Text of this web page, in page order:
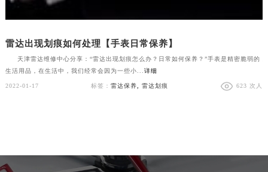
雷达出现划痕如何处理【手表日常保养】
天津雷达维修中心分享：“雷达出现划痕怎么办？日常如何保养？”手表是精密脆弱的
生活用品，在生活中，我们经常会因为一些小... 详细
2022-01-17 标签：雷达保养,雷达划痕 623 次人